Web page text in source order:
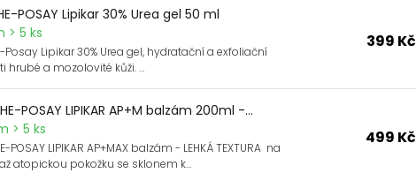
POSAY Lipikar 30% Urea gel 50 ml
> 5 ks
Posay Lipikar 30% Urea gel, hydratační a exfoliační
hrubé a mozolovité kůži. …
399 Kč
POSAY LIPIKAR AP+M balzám 200ml -...
> 5 ks
POSAY LIPIKAR AP+MAX balzám - LEHKÁ TEXTURA na
atopickou pokožku se sklonem k…
499 Kč